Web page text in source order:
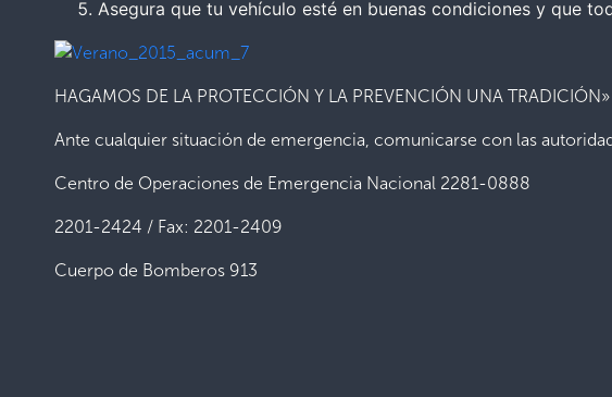
Asegura que tu vehículo esté en buenas condiciones y que
HAGAMOS DE LA PROTECCIÓN Y LA PREVENCIÓN UNA TRADICIÓN»
Ante cualquier situación de emergencia, comunicarse con las
Centro de Operaciones de Emergencia Nacional 2281-0888
2201-2424 / Fax: 2201-2409
Cuerpo de Bomberos 913